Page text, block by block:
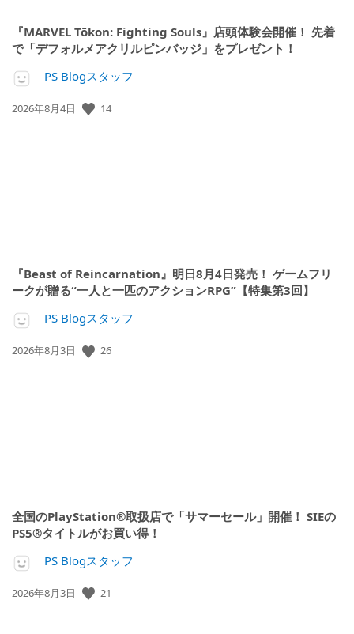
『MARVEL Tōkon: Fighting Souls』店頭体験会開催！ 先着
で「デフォルメアクリルピンバッジ」をプレゼント！
PS Blogスタッフ
公
2026年8月4日 14
『Beast of Reincarnation』明日8月4日発売！ ゲームフリ
ークが贈る“一人と一匹のアクションRPG”【特集第3回】
PS Blogスタッフ
公
2026年8月3日 26
全国のPlayStation®取扱店で「サマーセール」開催！ SIEの
PS5®タイトルがお買い得！
PS Blogスタッフ
公
2026年8月3日 21